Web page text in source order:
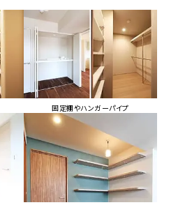
固定棚やハンガーパイプ